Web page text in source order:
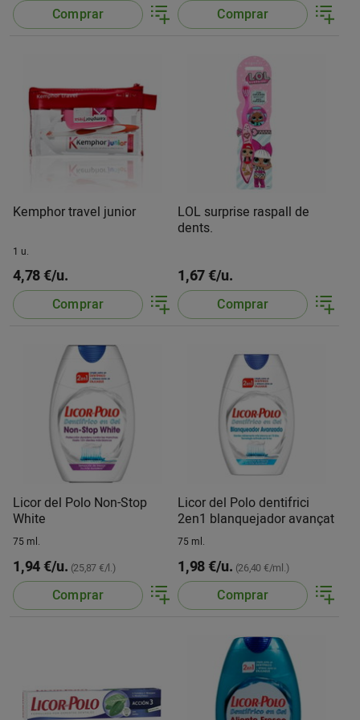
Comprar Comprar
Kemphor travel junior
1 u.
4,78 €/u.
Comprar
LOL surprise raspall de
dents.
1,67 €/u.
Comprar
Licor del Polo Non-Stop
White
75 ml.
1,94 €/u. (25,87 €/l.)
Comprar
Licor del Polo dentifrici
2en1 blanquejador avançat
75 ml.
1,98 €/u. (26,40 €/ml.)
Comprar